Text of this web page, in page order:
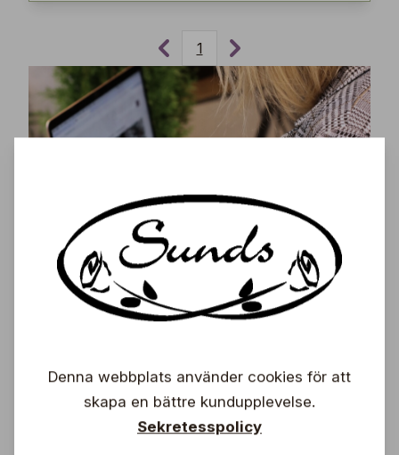
1
Prenumerera på vårt nyhetsbrev och få de
senaste nyheterna, exklusiva erbjudanden,
Prenumerera
Denna webbplats använder cookies för att
skapa en bättre kundupplevelse.
Sekretesspolicy